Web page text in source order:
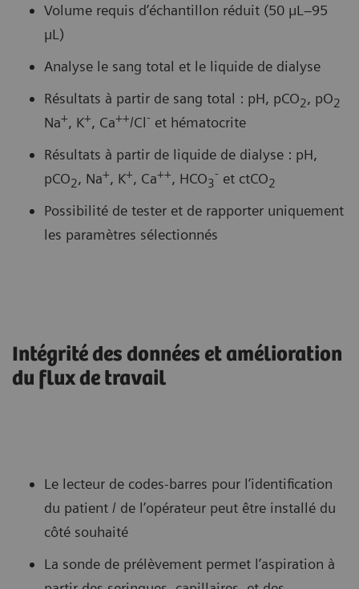
Volume requis d’échantillon réduit (50 µL–95
µL)
Analyse le sang total et le liquide de dialyse
Résultats à partir de sang total : pH, pCO2, pO2
Na+, K+, Ca++/Cl- et hématocrite
Résultats à partir de liquide de dialyse : pH,
pCO2, Na+, K+, Ca++, HCO3
- et ctCO2
Possibilité de tester et de rapporter uniquement
les paramètres sélectionnés
Intégrité des données et amélioration
du flux de travail
Le lecteur de codes-barres pour l’identification
du patient / de l’opérateur peut être installé du
côté souhaité
La sonde de prélèvement permet l’aspiration à